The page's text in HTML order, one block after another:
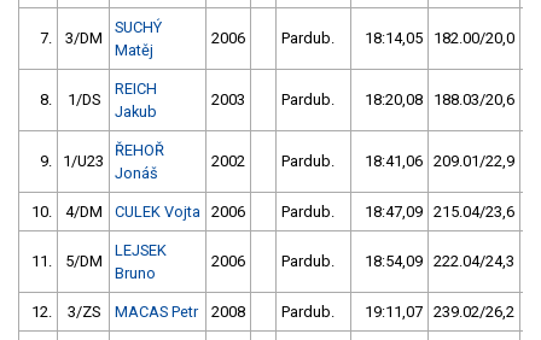
7. 3/DM
SUCHÝ
Matěj
2006 Pardub. 18:14,05 182.00/20,0
8. 1/DS
REICH
Jakub
2003 Pardub. 18:20,08 188.03/20,6
9. 1/U23
ŘEHOŘ
Jonáš
2002 Pardub. 18:41,06 209.01/22,9
10. 4/DM CULEK Vojta 2006 Pardub. 18:47,09 215.04/23,6
11. 5/DM
LEJSEK
Bruno
2006 Pardub. 18:54,09 222.04/24,3
12. 3/ZS MACAS Petr 2008 Pardub. 19:11,07 239.02/26,2